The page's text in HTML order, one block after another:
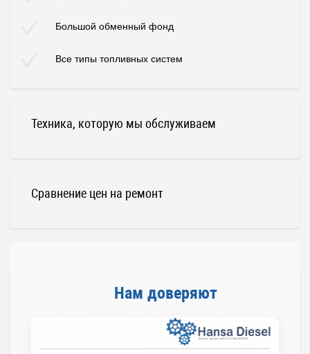
Большой обменный фонд
Все типы топливных систем
Техника, которую мы обслуживаем
Сравнение цен на ремонт
Нам доверяют